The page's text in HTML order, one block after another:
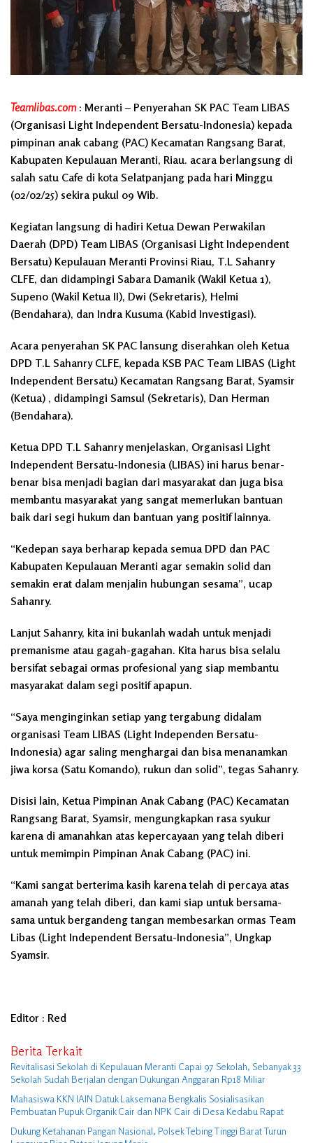
Teamlibas.com : Meranti – Penyerahan SK PAC Team LIBAS
(Organisasi Light Independent Bersatu-Indonesia) kepada
pimpinan anak cabang (PAC) Kecamatan Rangsang Barat,
Kabupaten Kepulauan Meranti, Riau. acara berlangsung di
salah satu Cafe di kota Selatpanjang pada hari Minggu
(02/02/25) sekira pukul 09 Wib.
Kegiatan langsung di hadiri Ketua Dewan Perwakilan
Daerah (DPD) Team LIBAS (Organisasi Light Independent
Bersatu) Kepulauan Meranti Provinsi Riau, T.L Sahanry
CLFE, dan didampingi Sabara Damanik (Wakil Ketua 1),
Supeno (Wakil Ketua II), Dwi (Sekretaris), Helmi
(Bendahara), dan Indra Kusuma (Kabid Investigasi).
Acara penyerahan SK PAC lansung diserahkan oleh Ketua
DPD T.L Sahanry CLFE, kepada KSB PAC Team LIBAS (Light
Independent Bersatu) Kecamatan Rangsang Barat, Syamsir
(Ketua) , didampingi Samsul (Sekretaris), Dan Herman
(Bendahara).
Ketua DPD T.L Sahanry menjelaskan, Organisasi Light
Independent Bersatu-Indonesia (LIBAS) ini harus benar-
benar bisa menjadi bagian dari masyarakat dan juga bisa
membantu masyarakat yang sangat memerlukan bantuan
baik dari segi hukum dan bantuan yang positif lainnya.
“Kedepan saya berharap kepada semua DPD dan PAC
Kabupaten Kepulauan Meranti agar semakin solid dan
semakin erat dalam menjalin hubungan sesama”, ucap
Sahanry.
Lanjut Sahanry, kita ini bukanlah wadah untuk menjadi
premanisme atau gagah-gagahan. Kita harus bisa selalu
bersifat sebagai ormas profesional yang siap membantu
masyarakat dalam segi positif apapun.
“Saya menginginkan setiap yang tergabung didalam
organisasi Team LIBAS (Light Independen Bersatu-
Indonesia) agar saling menghargai dan bisa menanamkan
jiwa korsa (Satu Komando), rukun dan solid”, tegas Sahanry.
Disisi lain, Ketua Pimpinan Anak Cabang (PAC) Kecamatan
Rangsang Barat, Syamsir, mengungkapkan rasa syukur
karena di amanahkan atas kepercayaan yang telah diberi
untuk memimpin Pimpinan Anak Cabang (PAC) ini.
“Kami sangat berterima kasih karena telah di percaya atas
amanah yang telah diberi, dan kami siap untuk bersama-
sama untuk bergandeng tangan membesarkan ormas Team
Libas (Light Independent Bersatu-Indonesia”, Ungkap
Syamsir.
Editor : Red
Berita Terkait
Revitalisasi Sekolah di Kepulauan Meranti Capai 97 Sekolah, Sebanyak 33
Sekolah Sudah Berjalan dengan Dukungan Anggaran Rp18 Miliar
Mahasiswa KKN IAIN Datuk Laksemana Bengkalis Sosialisasikan
Pembuatan Pupuk Organik Cair dan NPK Cair di Desa Kedabu Rapat
Dukung Ketahanan Pangan Nasional, Polsek Tebing Tinggi Barat Turun